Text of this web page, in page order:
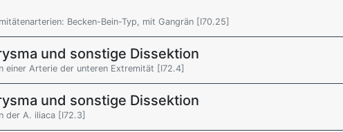
Becken-Bein-Typ, mit Gangrän [I70.25]
und sonstige Dissektion
einer Arterie der unteren Extremität [I72.4]
und sonstige Dissektion
der A. iliaca [I72.3]